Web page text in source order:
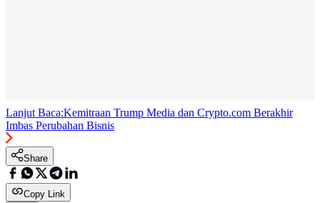
Lanjut Baca:Kemitraan Trump Media dan Crypto.com Berakhir
Imbas Perubahan Bisnis
Share
Copy Link